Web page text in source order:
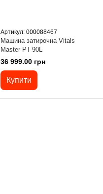
Артикул: 000088467
Машина затирочна Vitals
Master PT-90L
36 999.00 грн
Купити